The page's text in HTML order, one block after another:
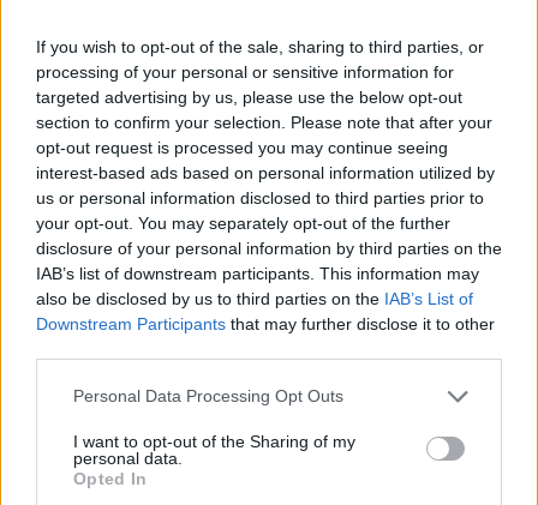
If you wish to opt-out of the sale, sharing to third parties, or
processing of your personal or sensitive information for
targeted advertising by us, please use the below opt-out
section to confirm your selection. Please note that after your
opt-out request is processed you may continue seeing
interest-based ads based on personal information utilized by
us or personal information disclosed to third parties prior to
your opt-out. You may separately opt-out of the further
disclosure of your personal information by third parties on the
IAB’s list of downstream participants. This information may
also be disclosed by us to third parties on the IAB’s List of
Downstream Participants that may further disclose it to other
Please note that this website/app uses one or more Google
not limited to your visit or usage behaviour. You may click to
grant or deny consent to Google and its third-party tags to
use your data for below specified purposes in below Google
Personal Data Processing Opt Outs
I want to opt-out of the Sharing of my
personal data.
Opted In
Ez lesz a menő a következő nyári szezonban a
londoni divathét szerint
Fotó: Victor VIRGILE / Europress / Getty
Jön még kép!